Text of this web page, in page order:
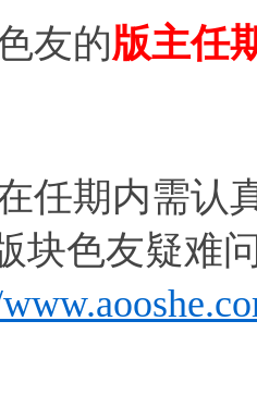
友的版主任
任期内需认
块色友疑难